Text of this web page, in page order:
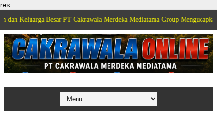
res
Besar PT Cakrawala Merdeka Mediatama Group Mengucapkan Selamat